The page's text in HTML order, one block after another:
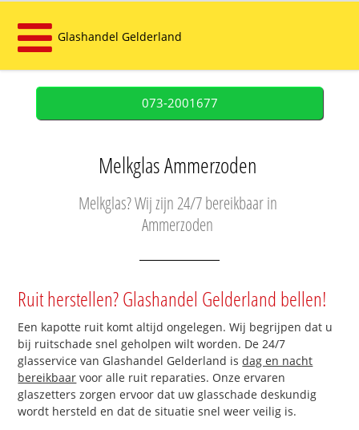
Glashandel Gelderland
073-2001677
Melkglas Ammerzoden
Melkglas? Wij zijn 24/7 bereikbaar in
Ammerzoden
Ruit herstellen? Glashandel Gelderland bellen!
Een kapotte ruit komt altijd ongelegen. Wij begrijpen dat u
bij ruitschade snel geholpen wilt worden. De 24/7
glasservice van Glashandel Gelderland isdag en nacht
bereikbaar voor alle ruit reparaties. Onze ervaren
glaszetters zorgen ervoor dat uw glasschade deskundig
wordt hersteld en dat de situatie snel weer veilig is.